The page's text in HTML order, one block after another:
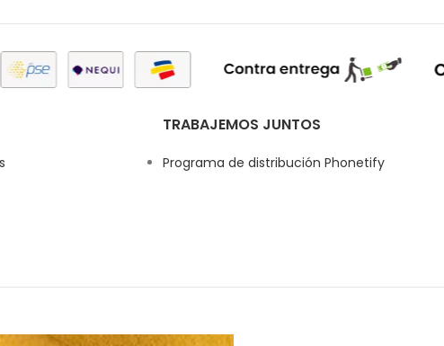
TRABAJEMOS JUNTOS
Programa de distribución Phonetify